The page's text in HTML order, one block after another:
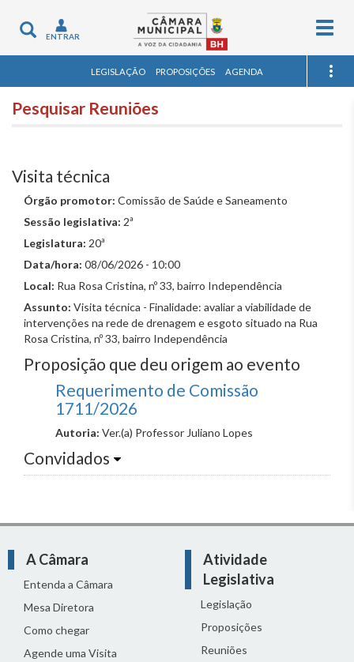
Toggle
navigation
ENTRAR
LEGISLAÇÃO PROPOSIÇÕES AGENDA
Pesquisar Reuniões
Visita técnica
Órgão promotor: Comissão de Saúde e Saneamento
Sessão legislativa: 2ª
Legislatura: 20ª
Data/hora: 08/06/2026 - 10:00
Local: Rua Rosa Cristina, nº 33, bairro Independência
Assunto: Visita técnica - Finalidade: avaliar a viabilidade de
intervenções na rede de drenagem e esgoto situado na Rua
Rosa Cristina, nº 33, bairro Independência
Proposição que deu origem ao evento
Requerimento de Comissão
1711/2026
Autoria: Ver.(a) Professor Juliano Lopes
Convidados
A Câmara
Entenda a Câmara
Mesa Diretora
Como chegar
Agende uma Visita
Atividade
Legislativa
Legislação
Proposições
Reuniões